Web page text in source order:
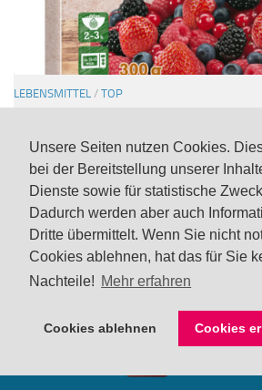
Unsere Seiten nutzen Cookies.
bei der Bereitstellung unserer
Dienste sowie für statistische
Dadurch werden aber auch
Dritte übermittelt. Wenn Sie nicht
Cookies ablehnen, hat das für Sie
Nachteile! Mehr erfahren
Cookies ablehnen Cookies
LEBENSMITTEL / TOP
UPDATE Rückruf: Noroviren in